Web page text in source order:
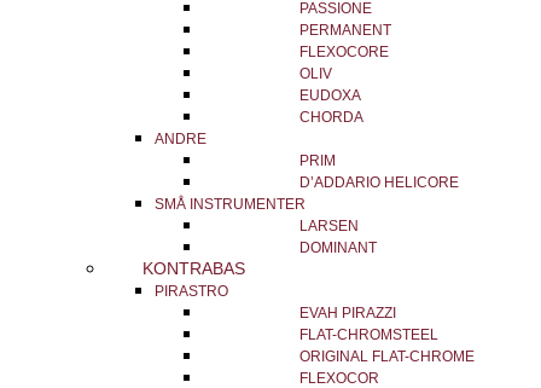
PASSIONE
PERMANENT
FLEXOCORE
OLIV
EUDOXA
CHORDA
ANDRE
PRIM
D’ADDARIO HELICORE
SMÅ INSTRUMENTER
LARSEN
DOMINANT
KONTRABAS
PIRASTRO
EVAH PIRAZZI
FLAT-CHROMSTEEL
ORIGINAL FLAT-CHROME
FLEXOCOR